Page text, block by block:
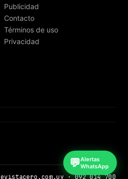
Publicidad
Contacto
Términos de uso
Privacidad
· 092 014 700
💬Alertas
WhatsApp